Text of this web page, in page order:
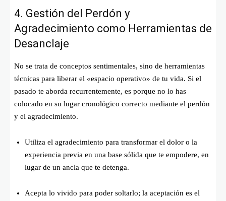
4. Gestión del Perdón y
Agradecimiento como Herramientas de
Desanclaje
No se trata de conceptos sentimentales, sino de herramientas
técnicas para liberar el «espacio operativo» de tu vida. Si el
pasado te aborda recurrentemente, es porque no lo has
colocado en su lugar cronológico correcto mediante el perdón
y el agradecimiento.
Utiliza el agradecimiento para transformar el dolor o la
experiencia previa en una base sólida que te empodere, en
lugar de un ancla que te detenga.
Acepta lo vivido para poder soltarlo; la aceptación es el